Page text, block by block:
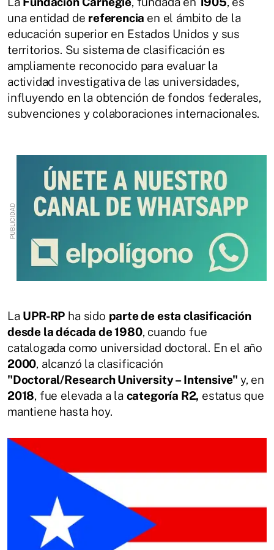
una entidad de referencia en el ámbito de la
educación superior en Estados Unidos y sus
territorios. Su sistema de clasificación es
ampliamente reconocido para evaluar la
actividad investigativa de las universidades,
influyendo en la obtención de fondos federales,
subvenciones y colaboraciones internacionales.
La UPR-RP ha sido parte de esta clasificación
desde la década de 1980, cuando fue
catalogada como universidad doctoral. En el año
2000, alcanzó la clasificación
"Doctoral/Research University – Intensive" y, en
2018, fue elevada a la categoría R2, estatus que
mantiene hasta hoy.